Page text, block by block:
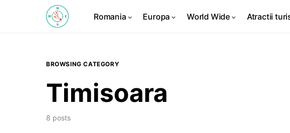
Romania Europa World Wide Atractii
BROWSING CATEGORY
Timisoara
8 posts